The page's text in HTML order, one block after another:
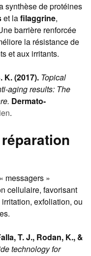
synthèse de protéines
et lafilaggrine,
barrière renforcée
la résistance de
et aux irritants.
K. (2017). Topical
aging results: The
Dermato-
.
messagers »
cellulaire, favorisant
exfoliation, ou
T. J., Rodan, K., &
technology for